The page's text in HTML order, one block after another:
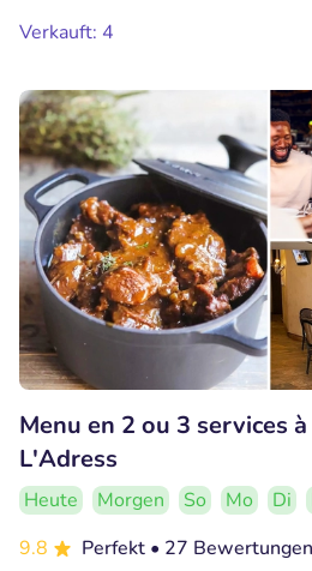
Verkauft: 4
Menu en 2 ou 3 services
L'Adress
Heute Morgen So Mo Di
9.8
Perfekt • 27 Bewertungen